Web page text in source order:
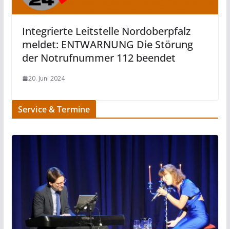
Integrierte Leitstelle Nordoberpfalz
meldet: ENTWARNUNG Die Störung
der Notrufnummer 112 beendet
20. Juni 2024
Service & Termine